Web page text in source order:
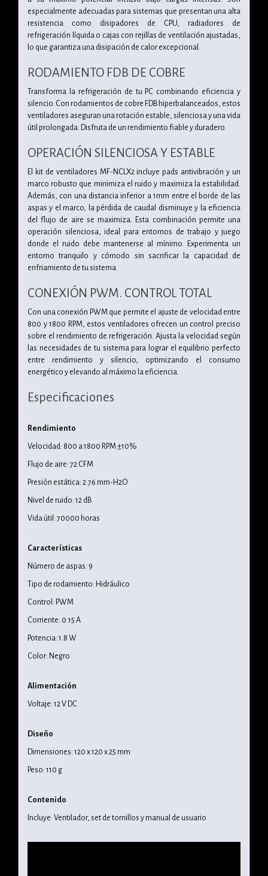
especialmente adecuadas para sistemas que presentan una alta
resistencia como disipadores de CPU, radiadores de
refrigeración líquida o cajas con rejillas de ventilación ajustadas,
lo que garantiza una disipación de calor excepcional.
RODAMIENTO FDB DE COBRE
Transforma la refrigeración de tu PC combinando eficiencia y
silencio. Con rodamientos de cobre FDB hiperbalanceados, estos
ventiladores aseguran una rotación estable, silenciosa y una vida
útil prolongada. Disfruta de un rendimiento fiable y duradero.
OPERACIÓN SILENCIOSA Y ESTABLE
El kit de ventiladores MF-NCLX2 incluye pads antivibración y un
marco robusto que minimiza el ruido y maximiza la estabilidad.
Además, con una distancia inferior a 1mm entre el borde de las
aspas y el marco, la pérdida de caudal disminuye y la eficiencia
del flujo de aire se maximiza. Esta combinación permite una
operación silenciosa, ideal para entornos de trabajo y juego
donde el ruido debe mantenerse al mínimo. Experimenta un
entorno tranquilo y cómodo sin sacrificar la capacidad de
enfriamiento de tu sistema.
CONEXIÓN PWM. CONTROL TOTAL
Con una conexión PWM que permite el ajuste de velocidad entre
800 y 1800 RPM, estos ventiladores ofrecen un control preciso
sobre el rendimiento de refrigeración. Ajusta la velocidad según
las necesidades de tu sistema para lograr el equilibrio perfecto
entre rendimiento y silencio, optimizando el consumo
energético y elevando al máximo la eficiencia.
Especificaciones
Rendimiento
Velocidad: 800 a 1800 RPM ±10%
Flujo de aire: 72 CFM
Presión estática: 2.76 mm-H2O
Nivel de ruido: 12 dB
Vida útil: 70000 horas
Características
Número de aspas: 9
Tipo de rodamiento: Hidráulico
Control: PWM
Corriente: 0.15 A
Potencia: 1.8 W
Color: Negro
Alimentación
Voltaje: 12 V DC
Diseño
Dimensiones: 120 x 120 x 25 mm
Peso: 110 g
Contenido
Incluye: Ventilador, set de tornillos y manual de usuario